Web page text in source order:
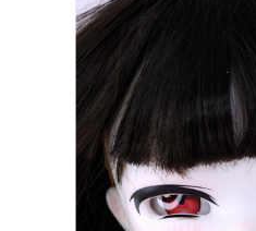
アルテトキオ
フレンド技研（ミクロメイド）
人造人RZR DOLL
Sanhui Doll
Sino DOLL